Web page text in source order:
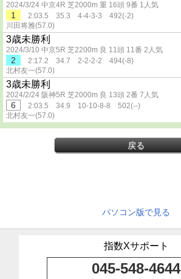
2024/3/24 中京4R 芝2000m 重 16頭 9番 1人気
1
2:03.5 35.3 4-4-3-3 492(-2)
川田将雅(57.0)
3歳未勝利
2024/3/10 中京5R 芝2200m 良 11頭 11番 2人気
2
2:17.2 34.7 2-2-2-2 494(-8)
北村友一(57.0)
3歳未勝利
2024/2/24 阪神5R 芝2000m 良 13頭 2番 7人気
6
2:03.5 34.9 10-10-8-8 502(--)
北村友一(57.0)
戻る
パソコン版で見る
指数Xサポート
045-548-4644